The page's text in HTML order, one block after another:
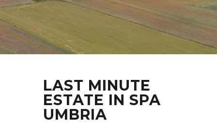
LAST MINUTE
ESTATE IN SPA
UMBRIA